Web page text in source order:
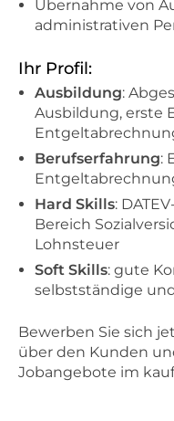
Übernahme von
administrativen
Ihr Profil:
Ausbildung:
Ausbildung, erste
Berufserfahrung:
Hard Skills:
Bereich
Lohnsteuer
Soft Skills: gute
selbstständige
Bewerben Sie sich
über den Kunden
Jobangebote im